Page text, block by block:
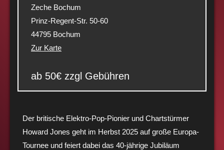
Zeche Bochum
Prinz-Regent-Str. 50-60
44795 Bochum
Zur Karte
ab 50€ zzgl Gebühren
Der britische Elektro-Pop-Pionier und Chartstürmer
Howard Jones geht im Herbst 2025 auf große Europa-
Tournee und feiert dabei das 40-jährige Jubiläum